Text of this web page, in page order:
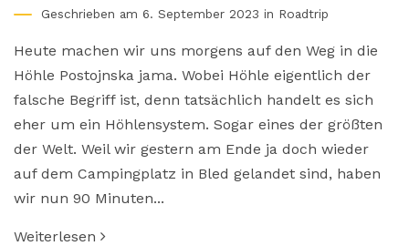
Geschrieben am 6. September 2023 in Roadtrip
Heute machen wir uns morgens auf den Weg in die
Höhle Postojnska jama. Wobei Höhle eigentlich der
falsche Begriff ist, denn tatsächlich handelt es sich
eher um ein Höhlensystem. Sogar eines der größten
der Welt. Weil wir gestern am Ende ja doch wieder
auf dem Campingplatz in Bled gelandet sind, haben
wir nun 90 Minuten...
Weiterlesen